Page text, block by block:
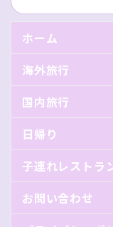
ホーム
海外旅行
国内旅行
日帰り
子連れレストラ
お問い合わせ